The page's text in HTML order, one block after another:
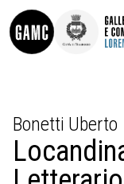
CONTATTI
DIDATTICA
SHOP
Bonetti Uberto